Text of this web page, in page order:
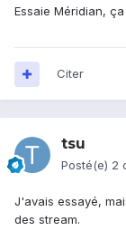
Essaie Méridian,
Citer
tsu
Posté(e) 2
J'avais essayé,
des stream.